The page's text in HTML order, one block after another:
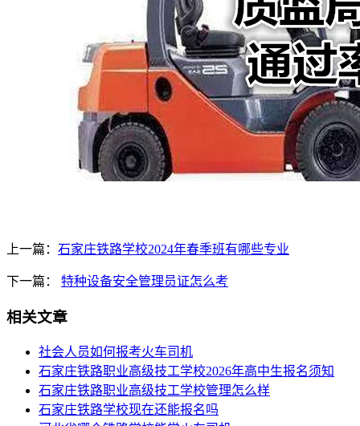
上一篇： 石家庄铁路学校2024年春季班有哪些专业
下一篇： 特种设备安全管理员证怎么考
相关文章
社会人员如何报考火车司机
​石家庄铁路职业高级技工学校2026年高中生报名须知
石家庄铁路职业高级技工学校管理怎么样
石家庄铁路学校现在还能报名吗